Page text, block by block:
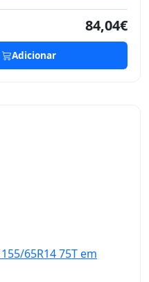
84,04€
Adicionar